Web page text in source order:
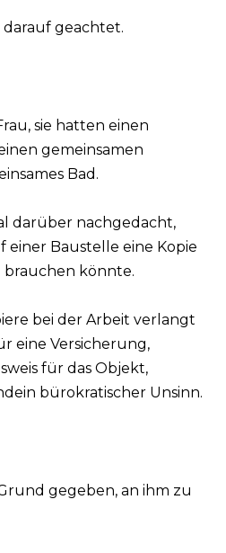
darauf geachtet.
sie hatten einen
gemeinsamen
Bad.
darüber nachgedacht,
einer Baustelle eine Kopie
brauchen könnte.
bei der Arbeit verlangt
eine Versicherung,
für das Objekt,
bürokratischer Unsinn.
gegeben, an ihm zu